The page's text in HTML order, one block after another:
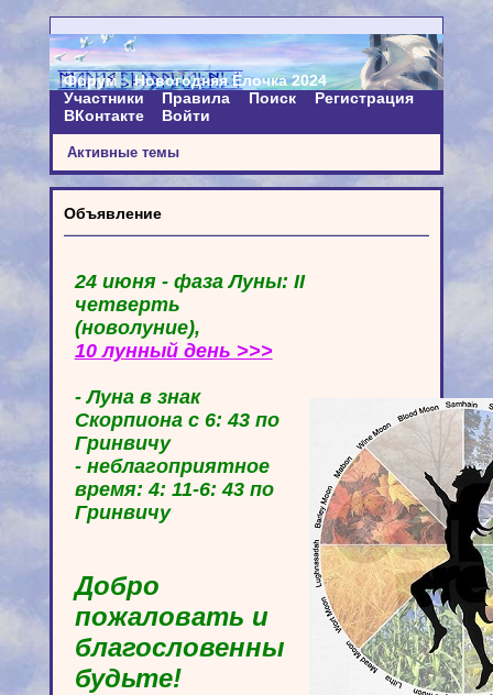
Форум
Новогодняя Ёлочка 2024
Участники
Правила Поиск
Регистрация
ВКонтакте
Войти
Активные темы
Объявление
24 июня - фаза Луны: II
четверть
(новолуние),
10 лунный день >>>
- Луна в знак
Скорпиона с 6: 43 по
Гринвичу
- неблагоприятное
время: 4: 11-6: 43 по
Гринвичу
Добро
пожаловать и
благословенны
будьте!